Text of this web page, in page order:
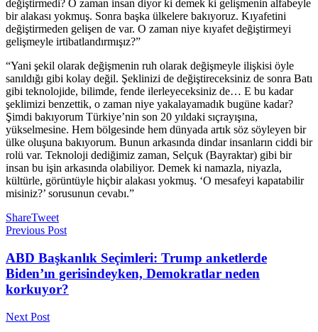
değiştirmedi? O zaman insan diyor ki demek ki gelişmenin alfabeyle
bir alakası yokmuş. Sonra başka ülkelere bakıyoruz. Kıyafetini
değiştirmeden gelişen de var. O zaman niye kıyafet değiştirmeyi
gelişmeyle irtibatlandırmışız?”
“Yani şekil olarak değişmenin ruh olarak değişmeyle ilişkisi öyle
sanıldığı gibi kolay değil. Şeklinizi de değiştireceksiniz de sonra Batı
gibi teknolojide, bilimde, fende ilerleyeceksiniz de… E bu kadar
şeklimizi benzettik, o zaman niye yakalayamadık bugüne kadar?
Şimdi bakıyorum Türkiye’nin son 20 yıldaki sıçrayışına,
yükselmesine. Hem bölgesinde hem dünyada artık söz söyleyen bir
ülke oluşuna bakıyorum. Bunun arkasında dindar insanların ciddi bir
rolü var. Teknoloji dediğimiz zaman, Selçuk (Bayraktar) gibi bir
insan bu işin arkasında olabiliyor. Demek ki namazla, niyazla,
kültürle, görüntüyle hiçbir alakası yokmuş. ‘O mesafeyi kapatabilir
misiniz?’ sorusunun cevabı.”
ShareTweet
Previous Post
ABD Başkanlık Seçimleri: Trump anketlerde
Biden’ın gerisindeyken, Demokratlar neden
korkuyor?
Next Post